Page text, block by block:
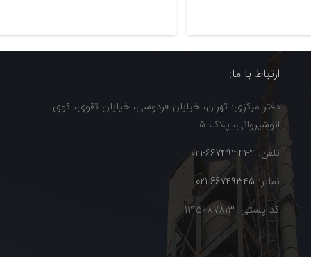
ارتباط با ما:
دفتر مرکزی: تهران، خیابان فردوسی، خیابان تقوی، کوی
انوشیروانی، پلاک 5
تلفن: 4-66749341-021
نمابر:66749345-021
کد پستی: 1145687813